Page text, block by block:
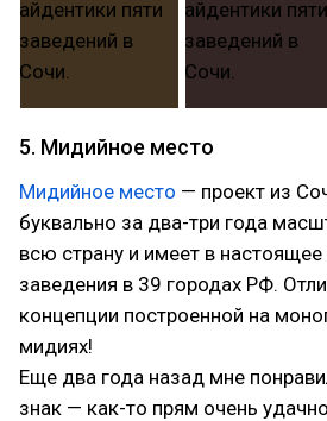
5. Мидийное место
Мидийное место — проект из
буквально за два-три года
всю страну и имеет в
заведения в 39 городах РФ.
концепции построенной на
мидиях!
Еще два года назад мне
знак — как-то прям очень